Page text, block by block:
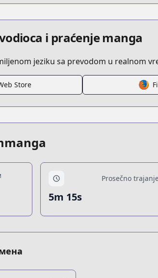
i praćenje manga
jeziku sa prevodom u realnom
Store
Prosečno
5m 15s